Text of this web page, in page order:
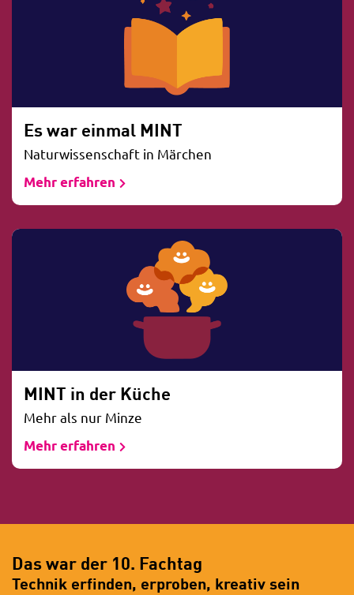
Es war einmal MINT
Naturwissenschaft in Märchen
Mehr erfahren
MINT in der Küche
Mehr als nur Minze
Mehr erfahren
Das war der 10. Fachtag
Technik erfinden, erproben, kreativ sein